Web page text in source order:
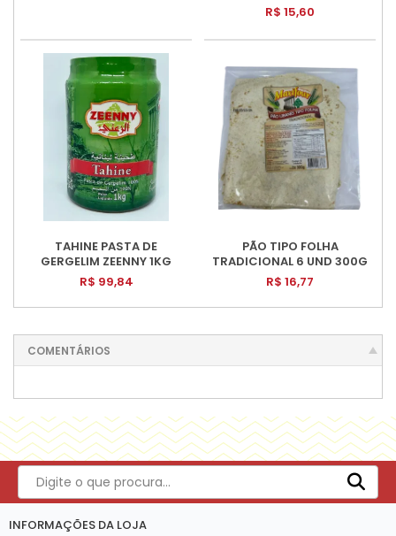
R$ 15,60
TAHINE PASTA DE
GERGELIM ZEENNY 1KG
R$ 99,84
PÃO TIPO FOLHA
TRADICIONAL 6 UND 300G
R$ 16,77
COMENTÁRIOS
INFORMAÇÕES DA LOJA